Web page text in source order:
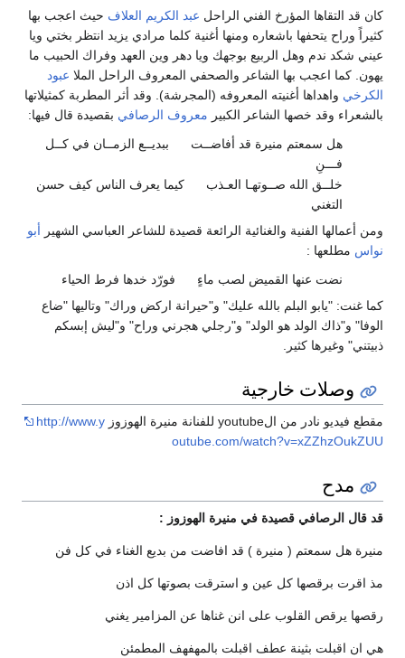
كان قد التقاها المؤرخ الفني الراحل عبد الكريم العلاف حيث اعجب بها
كثيراً وراح يتحفها باشعاره ومنها أغنية كلما مرادي يزيد انتظر بختي ويا
عيني شكد ندم وهل الربيع بوجهك ويا دهر وين العهد وفراك الحبيب ما
يهون. كما اعجب بها الشاعر والصحفي المعروف الراحل الملا عبود
الكرخي واهداها أغنيته المعروفه (المجرشة). وقد أثر المطربة كمثيلاتها
بالشعراء وقد خصها الشاعر الكبير معروف الرصافي بقصيدة قال فيها:
هل سمعتم منيرة قد أفاضــت
ببديــع الزمــان في كــل
فـــنِ
خلــق الله صــوتهـا العـذب
كيما يعرف الناس كيف حسن
التغني
ومن أعمالها الفنية والغنائية الرائعة قصيدة للشاعر العباسي الشهير أبو
نواس مطلعها :
نضت عنها القميض لصب ماءٍ
فورّد خدها فرط الحياء
كما غنت: "يابو البلم بالله عليك" و"حيرانة اركض وراك" وتاليها "ضاع
الوفا" و"ذاك الولد هو الولد" و"رجلي هجرني وراح" و"ليش إبسكم
ذبيتني" وغيرها كثير.
وصلات خارجية
مقطع فيديو نادر من الyoutube للفنانة منيرة الهوزوز
http://www.y
outube.com/watch?v=xZZhzOukZUU
مدح
قد قال الرصافي قصيدة في منيرة الهوزوز :
منيرة هل سمعتم ( منيرة ) قد افاضت من بديع الغناء في كل فن
مذ اقرت برقصها كل عين و استرقت بصوتها كل اذن
رقصها يرقص القلوب على انن غناها عن المزامير يغني
هي ان اقبلت بثينة عطف اقبلت بالمهفهف المطمئن